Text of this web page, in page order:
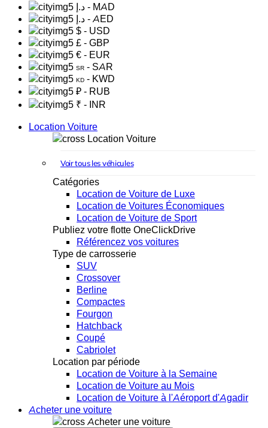
د.إ - MAD
د.إ - AED
$ - USD
£ - GBP
€ - EUR
SR - SAR
KD - KWD
₽ - RUB
₹ - INR
Location Voiture
Location Voiture
Voir tous les véhicules
Catégories
Location de Voiture de Luxe
Location de Voitures Économiques
Location de Voiture de Sport
Publiez votre flotte OneClickDrive
Référencez vos voitures
Type de carrosserie
SUV
Crossover
Berline
Compactes
Fourgon
Hatchback
Coupé
Cabriolet
Location par période
Location de Voiture à la Semaine
Location de Voiture au Mois
Location de Voiture à l'Aéroport d'Agadir
Acheter une voiture
Acheter une voiture